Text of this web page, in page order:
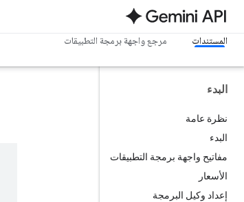
المستندات مرجع واجهة برمجة التطبيقات
البدء
نظرة عامة
البدء
مفاتيح واجهة برمجة التطبيقات
الأسعار
إعداد وكيل البرمجة